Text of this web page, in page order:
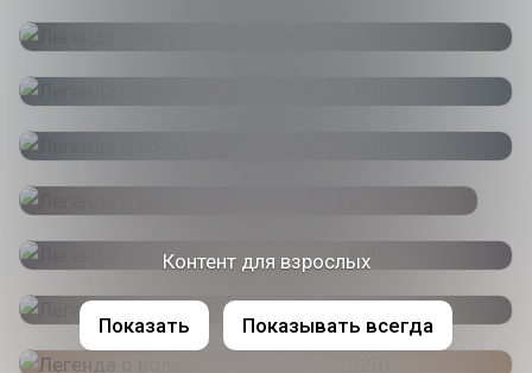
Контент для взрослых
Показать Показывать всегда